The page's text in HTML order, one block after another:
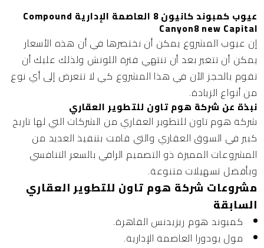
عيوب كمبوند كانيون 8 العاصمة الإدارية Compound
Canyon8 new Capital
إن عيوب المشروع يمكن أن نختصرها في أن هذه الأسعار
يمكن أن تتغير بعد أن تنتهي فترة اللونش ولذلك عليك أن
تقوم بالحجز الآن في هذا المشروع كي لا تتعرض إلى أي نوع
من أنواع الزيادة.
نبذة عن شركة هوم تاون للتطوير العقاري
شركة هوم تاون للتطوير العقاري من الشركات التي لها تاريخ
كبير في السوق العقاري والتي قامت بتنفيذ العديد من
المشروعات المميزة ذو التصميم الراقي بالسعر التنافسي
وبأفضل تسهيلات متنوعة.
مشروعات شركة هوم تاون للتطوير العقاري
السابقة
كمبوند هوم ريزيدنس القاهرة.
مول يودورا العاصمة الإدارية.